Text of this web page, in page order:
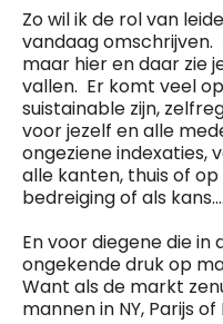
Zo wil ik de rol van
vandaag
maar hier en daar zie
vallen. Er komt veel
suistainable zijn,
voor jezelf en alle
ongeziene indexaties,
alle kanten, thuis of
bedreiging of als kans….
En voor diegene die
ongekende druk op
Want als de markt
mannen in NY, Parijs
Vragen ?